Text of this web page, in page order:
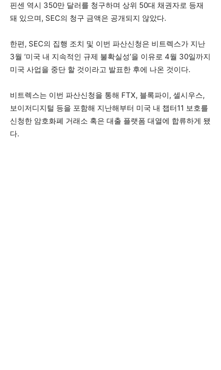
핀센 역시 350만 달러를 청구하며 상위 50대 채권자로 등재
돼 있으며, SEC의 청구 ​​금액은 공개되지 않았다.
한편, SEC의 집행 조치 및 이번 파산신청은 비트렉스가 지난
3월 ‘미국 내 지속적인 규제 불확실성’을 이유로 4월 30일까지
미국 사업을 중단 할 것이라고 발표한 후에 나온 것이다.
비트렉스는 이번 파산신청을 통해 FTX, 블록파이, 셀시우스,
보이저디지털 등을 포함해 지난해부터 미국 내 챕터11 보호를
신청한 암호화폐 거래소 혹은 대출 플랫폼 대열에 합류하게 됐
다.